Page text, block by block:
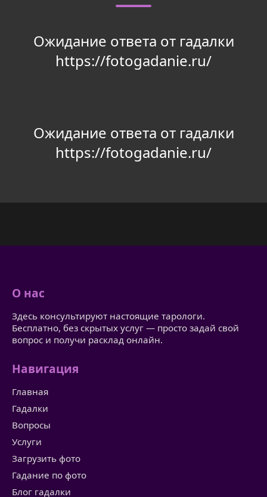
Ожидание ответа от гадалки
https://fotogadanie.ru/
Ожидание ответа от гадалки
https://fotogadanie.ru/
О нас
Здесь консультируют настоящие тарологи.
Бесплатно, без скрытых услуг — просто задай свой
вопрос и получи расклад онлайн.
Навигация
Главная
Гадалки
Вопросы
Услуги
Загрузить фото
Гадание по фото
Блог гадалки